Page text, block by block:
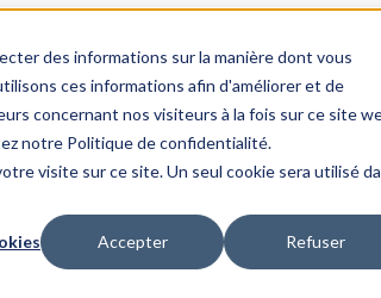
des informations sur la manière dont vous
ces informations afin d'améliorer et de
concernant nos visiteurs à la fois sur ce site
notre Politique de confidentialité.
visite sur ce site. Un seul cookie sera utilisé
Accepter Refuser